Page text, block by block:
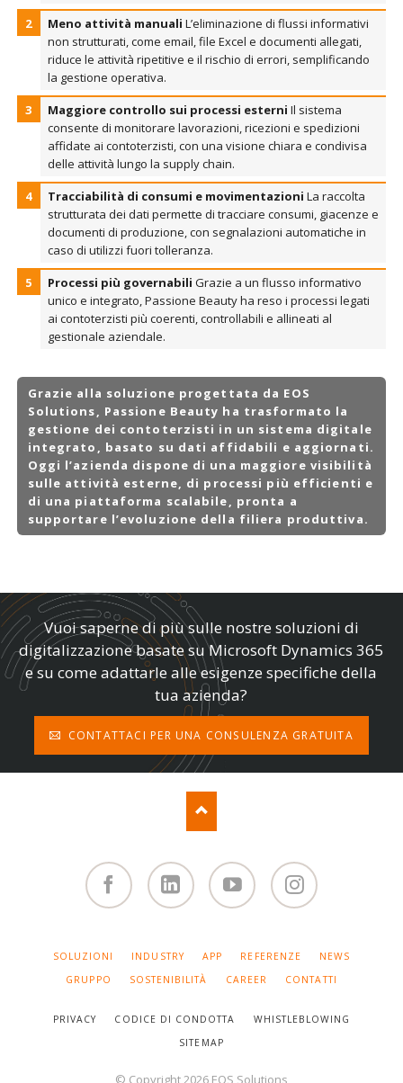
Meno attività manuali L’eliminazione di flussi informativi
non strutturati, come email, file Excel e documenti allegati,
riduce le attività ripetitive e il rischio di errori, semplificando
la gestione operativa.
Maggiore controllo sui processi esterni Il sistema
consente di monitorare lavorazioni, ricezioni e spedizioni
affidate ai contoterzisti, con una visione chiara e condivisa
delle attività lungo la supply chain.
Tracciabilità di consumi e movimentazioni La raccolta
strutturata dei dati permette di tracciare consumi, giacenze e
documenti di produzione, con segnalazioni automatiche in
caso di utilizzi fuori tolleranza.
Processi più governabili Grazie a un flusso informativo
unico e integrato, Passione Beauty ha reso i processi legati
ai contoterzisti più coerenti, controllabili e allineati al
gestionale aziendale.
Grazie alla soluzione progettata da EOS
Solutions, Passione Beauty ha trasformato la
gestione dei contoterzisti in un sistema digitale
integrato, basato su dati affidabili e aggiornati.
Oggi l’azienda dispone di una maggiore visibilità
sulle attività esterne, di processi più efficienti e
di una piattaforma scalabile, pronta a
supportare l’evoluzione della filiera produttiva.
Vuoi saperne di più sulle nostre soluzioni di
digitalizzazione basate su Microsoft Dynamics 365
e su come adattarle alle esigenze specifiche della
tua azienda?
CONTATTACI PER UNA CONSULENZA GRATUITA
SALTA
NAVIGAZIONE
SOLUZIONI INDUSTRY APP REFERENZE
NEWS
GRUPPO
SOSTENIBILITÀ CAREER CONTATTI
PRIVACY CODICE DI CONDOTTA
WHISTLEBLOWING
SITEMAP
© Copyright 2026 EOS Solutions